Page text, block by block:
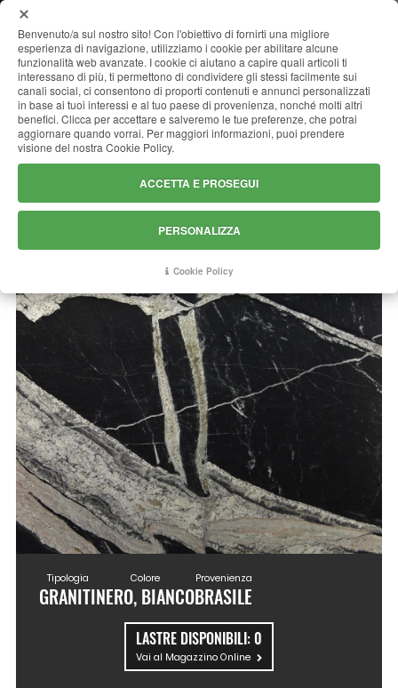
SKY FALL
Tipologia
GRANITI
Colore
NERO, BIANCO
Provenienza
BRASILE
LASTRE DISPONIBILI:0
Vai al Magazzino Online
Benvenuto/a sul nostro sito! Con l'obiettivo di fornirti una migliore
esperienza di navigazione, utilizziamo i cookie per abilitare alcune
funzionalità web avanzate. I cookie ci aiutano a capire quali articoli ti
interessano di più, ti permettono di condividere gli stessi facilmente sui
canali social, ci consentono di proporti contenuti e annunci personalizzati
in base ai tuoi interessi e al tuo paese di provenienza, nonché molti altri
benefici. Clicca per accettare e salveremo le tue preferenze, che potrai
aggiornare quando vorrai. Per maggiori informazioni, puoi prendere
visione del nostra Cookie Policy.
ACCETTA E PROSEGUI
PERSONALIZZA
Cookie Policy